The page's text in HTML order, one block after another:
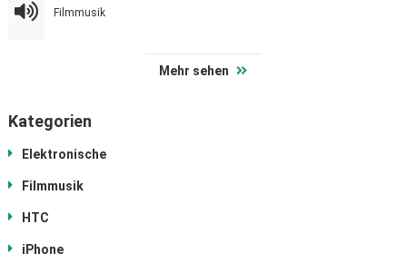
Filmmusik
Mehr sehen
Kategorien
Elektronische
Filmmusik
HTC
iPhone